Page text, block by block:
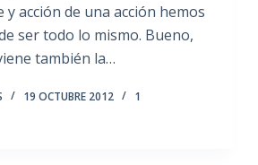
y acción de una acción hemos
ser todo lo mismo. Bueno,
también la…
19 OCTUBRE 2012
1